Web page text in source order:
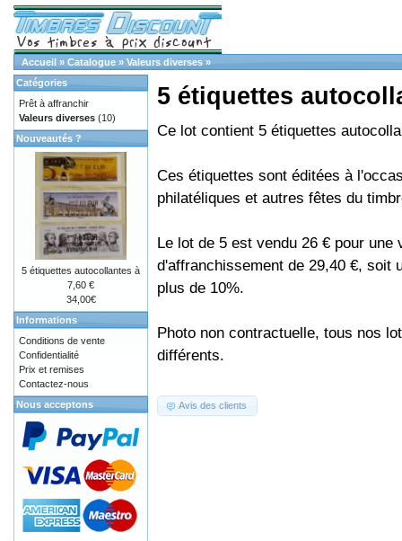
Accueil » Catalogue » Valeurs diverses »
5 étiquettes
Ce lot contient 5 étiquettes
Ces étiquettes sont éditées à
philatéliques et autres fêtes du
Le lot de 5 est vendu 26 € pour une
d'affranchissement de 29,40 €, soit
plus de 10%.
Photo non contractuelle, tous nos
différents.
Avis des clients
Catégories
Prêt à affranchir
Valeurs diverses (10)
Nouveautés ?
5 étiquettes autocollantes à
7,60 €
34,00€
Informations
Conditions de vente
Confidentialité
Prix et remises
Contactez-nous
Nous acceptons